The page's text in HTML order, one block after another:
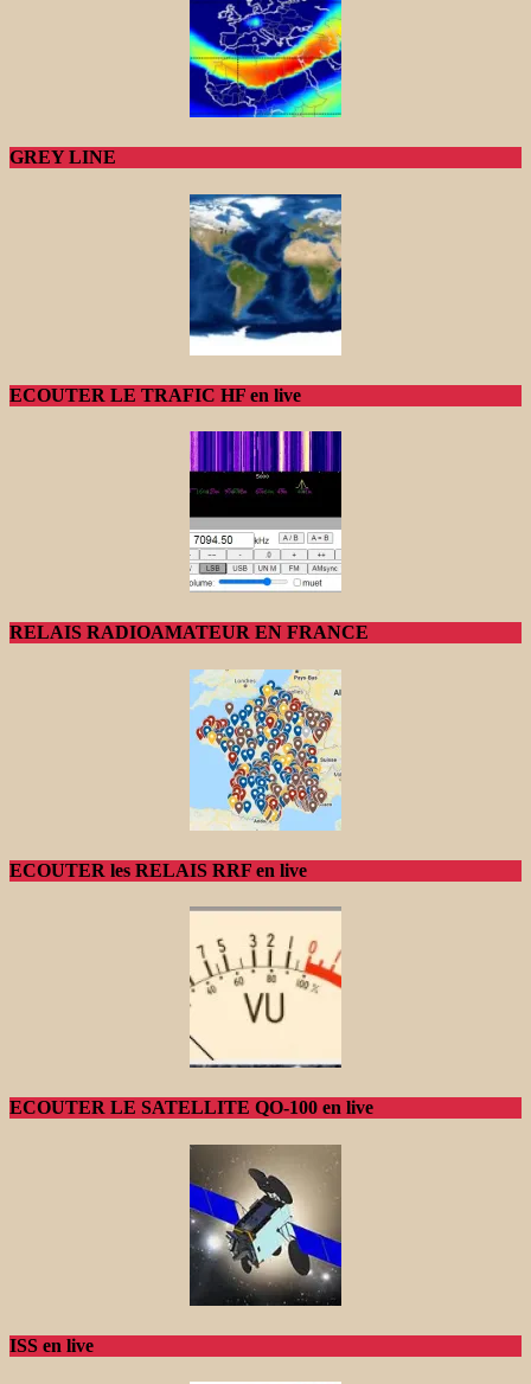
GREY LINE
ECOUTER LE TRAFIC HF en live
RELAIS RADIOAMATEUR EN FRANCE
ECOUTER les RELAIS RRF en live
ECOUTER LE SATELLITE QO-100 en live
ISS en live